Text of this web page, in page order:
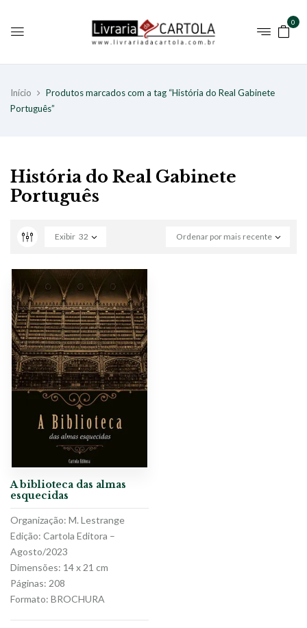
0
Início
Produtos marcados com a tag “História do Real Gabinete
Português”
História do Real Gabinete
Português
Ordenar por mais recente
Exibir 32
A biblioteca das almas
esquecidas
Organização: M. Lestrange
Edição: Cartola Editora –
Agosto/2023
Dimensões: 14 x 21 cm
Páginas: 208
Formato: BROCHURA